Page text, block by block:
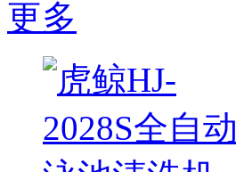
更多